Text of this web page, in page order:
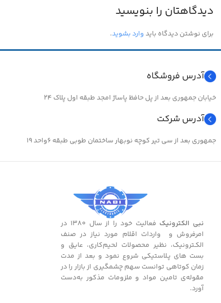
دیدگاهتان را بنویسید
برای نوشتن دیدگاه بایدوارد بشوید.
آدرس فروشگاه
خیابان جمهوری بعد از پل حافظ پاساژ امجد طبقه اول پلاک ۲۴
آدرس شرکت
جمهوری بعد از سی تیر کوچه نوبهار ساختمان طوبی طبقه ۶واحد ۱۹
نبی الکترونیک
فعالیت خود را از سال ۱۳۸۰ در
امرفروش و واردات اقلام مورد نیاز در صنف
الکـترونیک، نظیر محصولات لحیم‌کاری، عایق و
بست ‌های پـلاستیکی شروع نمود و بعد از مدت
زمان کوتاهی توانست سهم چشمگیری از بازار را در
مقوله‌ی تامین مواد و ملزومات مذکور به‌دست
آورد.